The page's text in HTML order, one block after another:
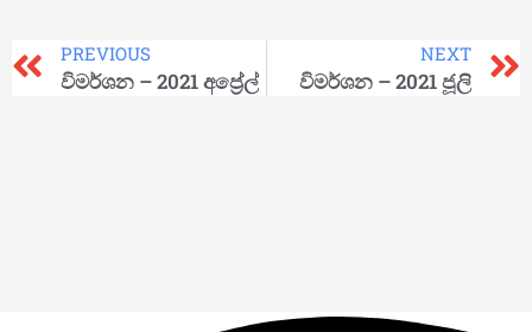
PREVIOUS
විමර්ශන – 2021 අප්‍රේල්
NEXT
විමර්ශන – 2021 ජූලි